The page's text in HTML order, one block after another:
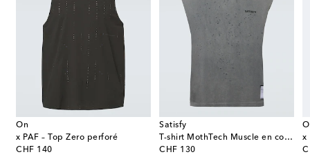
On
x PAF – Top Zero perforé
CHF 140
original price
Satisfy
T-shirt MothTech Muscle en coton
CHF 130
original price
x